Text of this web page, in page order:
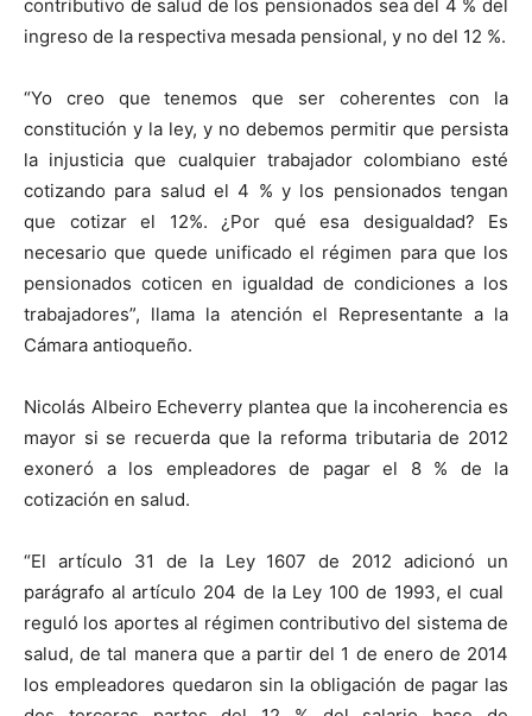
contributivo de salud de los pensionados sea del 4 % del
ingreso de la respectiva mesada pensional, y no del 12 %.
“Yo creo que tenemos que ser coherentes con la
constitución y la ley, y no debemos permitir que persista
la injusticia que cualquier trabajador colombiano esté
cotizando para salud el 4 % y los pensionados tengan
que cotizar el 12%. ¿Por qué esa desigualdad? Es
necesario que quede unificado el régimen para que los
pensionados coticen en igualdad de condiciones a los
trabajadores”, llama la atención el Representante a la
Cámara antioqueño.
Nicolás Albeiro Echeverry plantea que la incoherencia es
mayor si se recuerda que la reforma tributaria de 2012
exoneró a los empleadores de pagar el 8 % de la
cotización en salud.
“El artículo 31 de la Ley 1607 de 2012 adicionó un
parágrafo al artículo 204 de la Ley 100 de 1993, el cual
reguló los aportes al régimen contributivo del sistema de
salud, de tal manera que a partir del 1 de enero de 2014
los empleadores quedaron sin la obligación de pagar las